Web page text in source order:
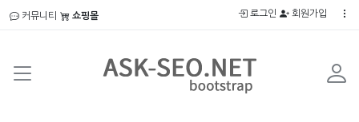
커뮤니티 쇼핑몰 로그인 회원가입